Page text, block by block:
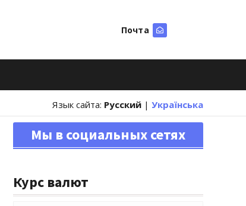
Почта
Язык сайта: Русский | Українська
Мы в социальных сетях
Курс валют